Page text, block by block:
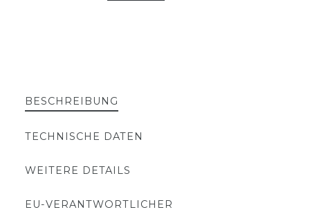
BESCHREIBUNG
TECHNISCHE DATEN
WEITERE DETAILS
EU-VERANTWORTLICHER